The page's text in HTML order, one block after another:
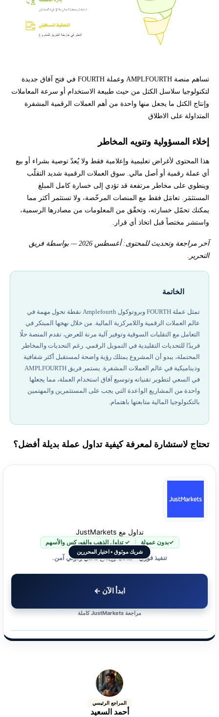
تساهم منصة AMPLFOURTH وعملة FOURTH في فتح آفاق جديدة
لتكنولوجيا سلاسل الكتل من حيث طبيعة الاستخدام أو سرعة المعاملات
وإنتاج الكتل ما يجعل منها واحدة من أهم العملات الرقمية المشفرة
المتداولة على الاطلاق
إخلاء المسؤولية وتنويه المخاطر
هذا المحتوى لأغراض تعليمية وإعلامية فقط ولا يُعدّ توصية بشراء أو بيع
أي عملة رقمية أو أصل مالي. سوق العملات الرقمية شديد التقلّب
وينطوي على مخاطر مرتفعة قد تؤدي إلى خسارة كامل المبلغ
المستثمَر. تعامَل فقط مع المنصات المرخّصة، ولا تستثمر أكثر مما
يمكنك تحمّل خسارته، وتحقّق من المعلومات من مصادرها الرسمية،
واستشر مختصاً قبل اتخاذ أي قرار.
آخر مراجعة وتحديث للمحتوى: أغسطس 2026 — بواسطة فريق
التحرير.
الخاتمة
تمثل عملة FOURTH وبروتوكول Amplefourth نقطة تحول مهمة في
عالم العملات الرقمية واللامركزية المالية. من خلال نهجها المبتكر في
التعامل مع التقلبات السوقية وتوفير آلية مرنة للعرض، تقدم المنصة حلًا
فريدًا للتحديات التقليدية في التمويل الرقمي. رغم التحديات والمخاطر
المحتملة، يبدو أن المشروع يمتلك رؤية واضحة لمستقبل أكثر شفافية
وديناميكية في عالم العملات المشفرة. يستمر فريق AMPLFOURTH
في السعي لتطوير تقنياته وتوسيع آفاق استخدام العملة، مما يجعلها
واحدة من المشاريع الواعدة التي يجب على المستثمرين والمهتمين
بالتكنولوجيا المالية متابعتها باهتمام.
تحتاج لاستشارة لمعرفة كيفية تداول عملة بديلة أفضل؟
شريك موثوق • اختيار المحررين
تداول مع JustMarkets
✓بدون عمولة ✓ تداول الذهب والفوركس والأسهم
تنفيذ فوري • سحب وإيداع محلي ودولي آمن.
ابدأ الآن ←
مراجعة JustMarkets كاملة
المراجع الرئيسي
أحمد السعيد